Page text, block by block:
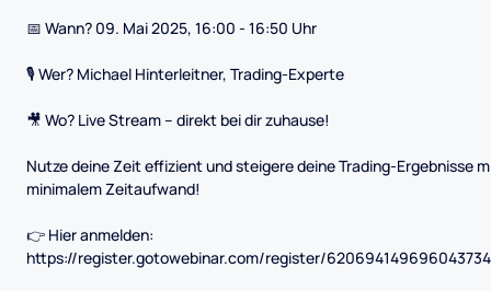
📅 Wann? 09. Mai 2025, 16:00 - 16:50 Uhr
🎙️ Wer? Michael Hinterleitner, Trading-Experte
🎥 Wo? Live Stream – direkt bei dir zuhause!
Nutze deine Zeit effizient und steigere deine Trading-Ergebnisse
minimalem Zeitaufwand!
👉 Hier anmelden:
https://register.gotowebinar.com/register/